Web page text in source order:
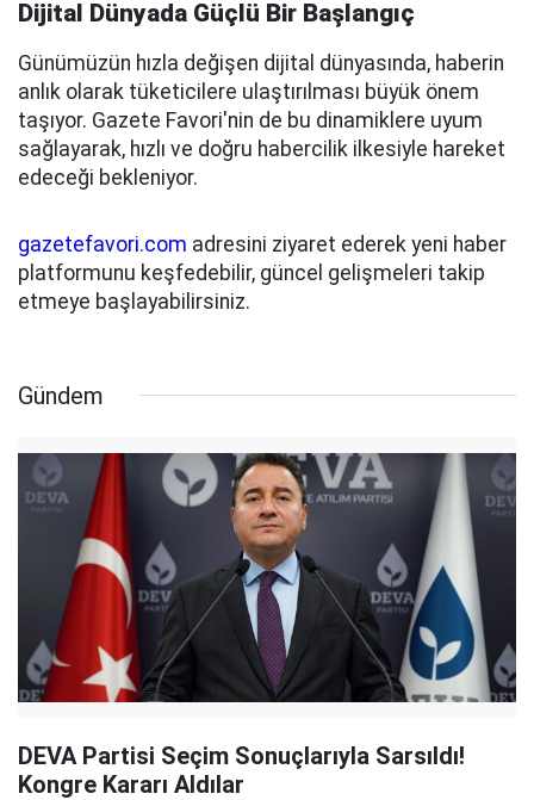
Dijital Dünyada Güçlü Bir Başlangıç
Günümüzün hızla değişen dijital dünyasında, haberin
anlık olarak tüketicilere ulaştırılması büyük önem
taşıyor. Gazete Favori'nin de bu dinamiklere uyum
sağlayarak, hızlı ve doğru habercilik ilkesiyle hareket
edeceği bekleniyor.
gazetefavori.com adresini ziyaret ederek yeni haber
platformunu keşfedebilir, güncel gelişmeleri takip
etmeye başlayabilirsiniz.
Gündem
DEVA Partisi Seçim Sonuçlarıyla Sarsıldı!
Kongre Kararı Aldılar